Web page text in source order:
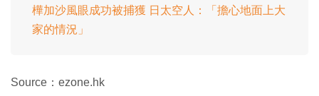
樺加沙風眼成功被捕獲 日太空人：「擔心地面上大
家的情況」
Source：ezone.hk